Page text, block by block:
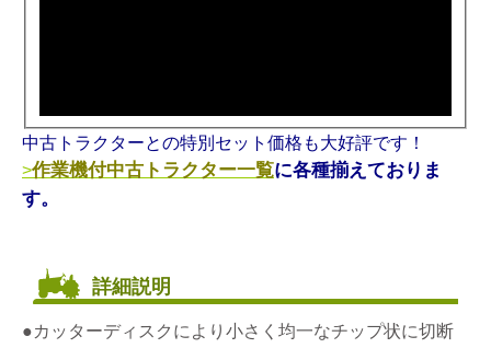
中古トラクターとの特別セット価格も大好評です！
>作業機付中古トラクター一覧に各種揃えておりま
す。
詳細説明
●カッターディスクにより小さく均一なチップ状に切断